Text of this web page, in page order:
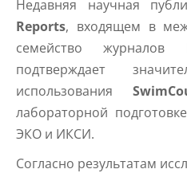
Недавняя научная
Reports, входящем в
семейство журналов
подтверждает
использования
лабораторной
ЭКО и ИКСИ.
Согласно результатам